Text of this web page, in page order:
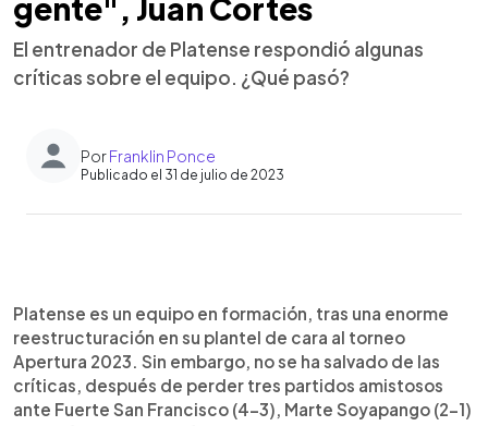
gente", Juan Cortés
El entrenador de Platense respondió algunas
críticas sobre el equipo. ¿Qué pasó?
PorFranklin Ponce
Publicado el 31 de julio de 2023
Escuchar artículo
Platense es un equipo en formación, tras una enorme
reestructuración en su plantel de cara al torneo
Apertura 2023. Sin embargo, no se ha salvado de las
críticas, después de perder tres partidos amistosos
ante Fuerte San Francisco (4-3), Marte Soyapango (2-1)